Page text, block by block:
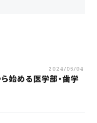
2024/05/04
始める医学部・歯学